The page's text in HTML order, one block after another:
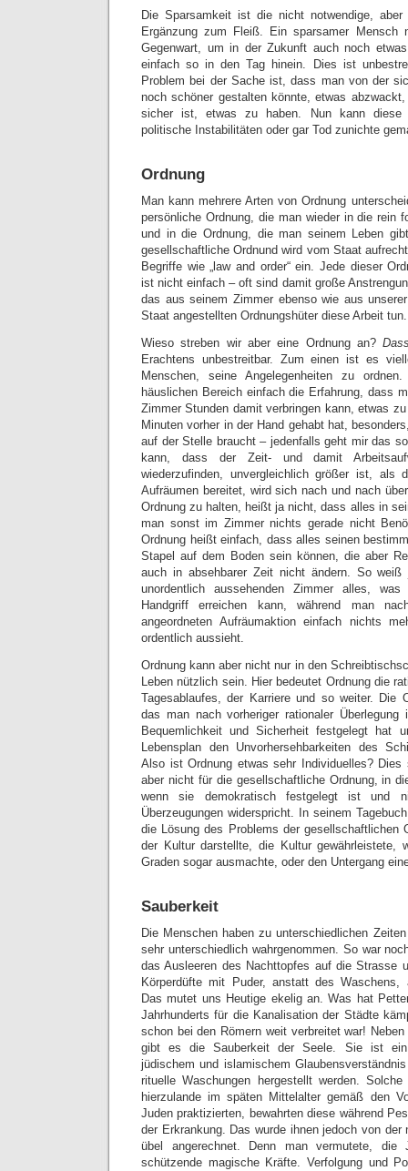
Die Sparsamkeit ist die nicht notwendige, aber
Ergänzung zum Fleiß. Ein sparsamer
Gegenwart, um in der Zukunft auch noch
einfach so in den Tag hinein. Dies ist
Problem bei der Sache ist, dass man von der
noch schöner gestalten könnte, etwas
sicher ist, etwas zu haben. Nun kann diese
politische Instabilitäten oder gar Tod zunichte
Ordnung
Man kann mehrere Arten von Ordnung
persönliche Ordnung, die man wieder in die rein
und in die Ordnung, die man seinem Leben
gesellschaftliche Ordnund wird vom Staat
Begriffe wie „ lawand order“ ein. Jede dieser
ist nicht einfach – oft sind damit große
das aus seinem Zimmer ebenso wie aus
Staat angestellten Ordnungshüter diese Arbeit tun.
Wieso streben wir aber eine Ordnung an?
Erachtens unbestreitbar. Zum einen ist es
Menschen, seine Angelegenheiten zu
häuslichen Bereich einfach die Erfahrung, dass
Zimmer Stunden damit verbringen kann, etwas
Minuten vorher in der Hand gehabt hat,
auf der Stelle braucht – jedenfalls geht mir das
kann, dass der Zeit- und damit
wiederzufinden, unvergleichlich größer ist, als
Aufräumen bereitet, wird sich nach und nach
Ordnung zu halten, heißt ja nicht, dass alles in
man sonst im Zimmer nichts gerade nicht
Ordnung heißt einfach, dass alles seinen
Stapel auf dem Boden sein können, die aber
auch in absehbarer Zeit nicht ändern. So
unordentlich aussehenden Zimmer alles,
Handgriff erreichen kann, während man
angeordneten Aufräumaktion einfach nichts
ordentlich aussieht.
Ordnung kann aber nicht nur in den
Leben nützlich sein. Hier bedeutet Ordnung die
Tagesablaufes, der Karriere und so weiter. Die
das man nach vorheriger rationaler
Bequemlichkeit und Sicherheit festgelegt hat
Lebensplan den Unvorhersehbarkeiten des
Also ist Ordnung etwas sehr Individuelles?
aber nicht für die gesellschaftliche Ordnung, in
wenn sie demokratisch festgelegt ist und
Überzeugungen widerspricht. In seinem
die Lösung des Problems der gesellschaftlichen
der Kultur darstellte, die Kultur gewährleistete,
Graden sogar ausmachte, oder den Untergang
Sauberkeit
Die Menschen haben zu unterschiedlichen
sehr unterschiedlich wahrgenommen. So war
das Ausleeren des Nachttopfes auf die Strasse
Körperdüfte mit Puder, anstatt des Waschens,
Das mutet uns Heutige ekelig an. Was hat
Jahrhunderts für die Kanalisation der Städte
schon bei den Römern weit verbreitet war!
gibt es die Sauberkeit der Seele. Sie ist ein
jüdischem und islamischem
rituelle Waschungen hergestellt werden.
hierzulande im späten Mittelalter gemäß den
Juden praktizierten, bewahrten diese während
der Erkrankung. Das wurde ihnen jedoch von der
übel angerechnet. Denn man vermutete, die
schützende magische Kräfte. Verfolgung und